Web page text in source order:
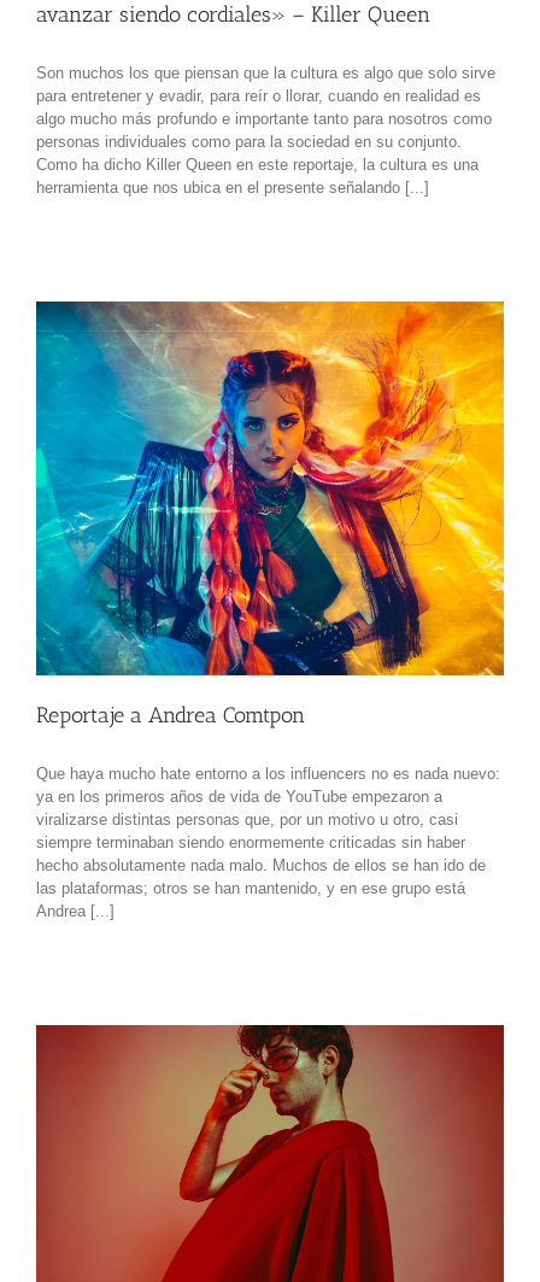
avanzar siendo cordiales» – Killer Queen
Son muchos los que piensan que la cultura es algo que solo sirve
para entretener y evadir, para reír o llorar, cuando en realidad es
algo mucho más profundo e importante tanto para nosotros como
personas individuales como para la sociedad en su conjunto.
Como ha dicho Killer Queen en este reportaje, la cultura es una
herramienta que nos ubica en el presente señalando [...]
Reportaje a Andrea Comtpon
Que haya mucho hate entorno a los influencers no es nada nuevo:
ya en los primeros años de vida de YouTube empezaron a
viralizarse distintas personas que, por un motivo u otro, casi
siempre terminaban siendo enormemente criticadas sin haber
hecho absolutamente nada malo. Muchos de ellos se han ido de
las plataformas; otros se han mantenido, y en ese grupo está
Andrea [...]